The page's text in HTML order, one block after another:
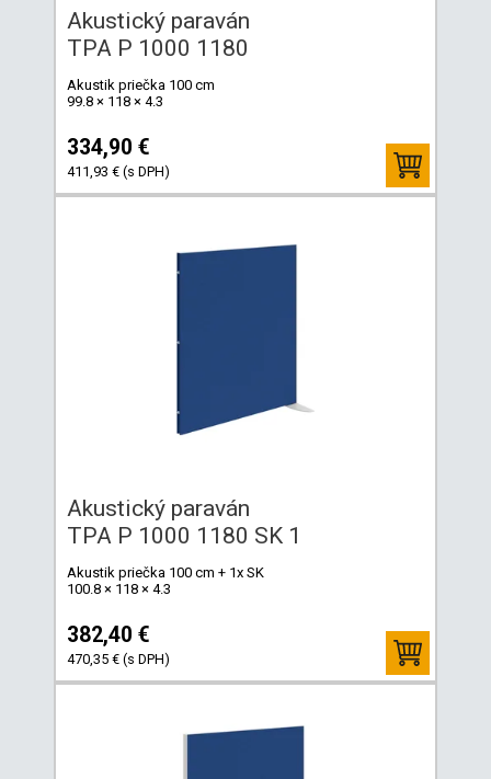
Akustický paraván
TPA P 1000 1180
Akustik priečka 100 cm
99.8 × 118 × 4.3
334,90 €
411,93 € (s DPH)
Akustický paraván
TPA P 1000 1180 SK 1
Akustik priečka 100 cm + 1x SK
100.8 × 118 × 4.3
382,40 €
470,35 € (s DPH)